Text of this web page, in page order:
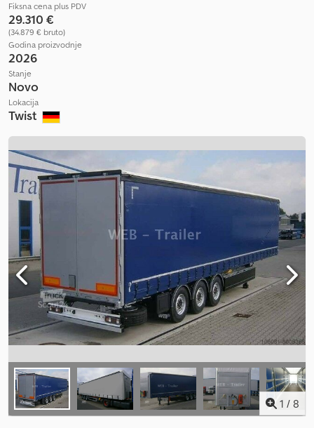
Fiksna cena plus PDV
29.310 €
(34.879 € bruto)
Godina proizvodnje
2026
Stanje
Novo
Lokacija
Twist
1 / 8